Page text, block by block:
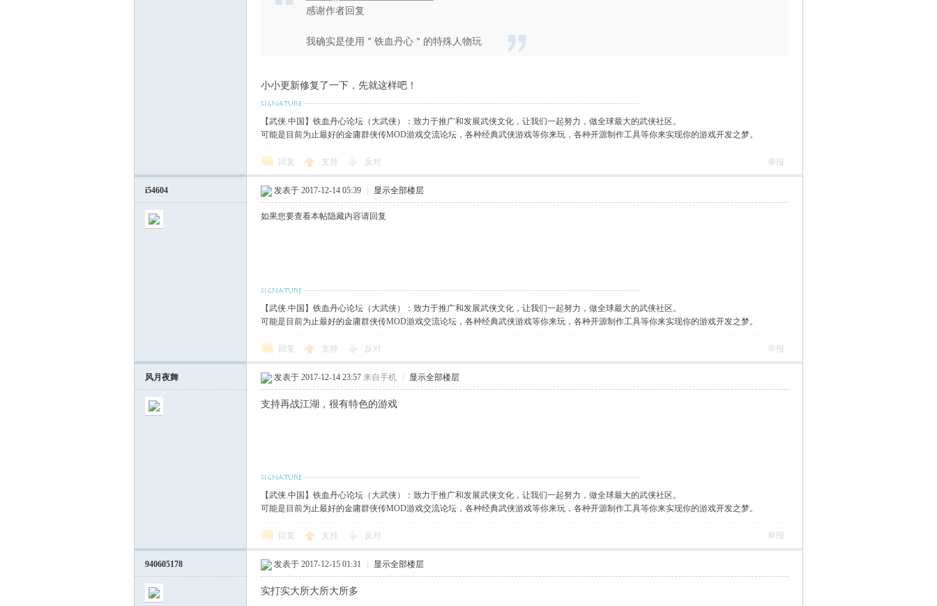
感谢作者回复
我确实是使用＂铁血丹心＂的特殊人物玩
小小更新修复了一下，先就这样吧！
【武侠.中国】铁血丹心论坛（大武侠）：致力于推广和发展武侠文化，让我们一起努力，做全球最大的武侠社区。
可能是目前为止最好的金庸群侠传MOD游戏交流论坛，各种经典武侠游戏等你来玩，各种开源制作工具等你来实现你的游戏开发之梦。
回复 支持 反对 举报
i54604 发表于 2017-12-14 05:39 显示全部楼层
如果您要查看本帖隐藏内容请回复
【武侠.中国】铁血丹心论坛（大武侠）：致力于推广和发展武侠文化，让我们一起努力，做全球最大的武侠社区。
可能是目前为止最好的金庸群侠传MOD游戏交流论坛，各种经典武侠游戏等你来玩，各种开源制作工具等你来实现你的游戏开发之梦。
回复 支持 反对 举报
风月夜舞 发表于 2017-12-14 23:57 来自手机 显示全部楼层
支持再战江湖，很有特色的游戏
【武侠.中国】铁血丹心论坛（大武侠）：致力于推广和发展武侠文化，让我们一起努力，做全球最大的武侠社区。
可能是目前为止最好的金庸群侠传MOD游戏交流论坛，各种经典武侠游戏等你来玩，各种开源制作工具等你来实现你的游戏开发之梦。
回复 支持 反对 举报
940605178 发表于 2017-12-15 01:31 显示全部楼层
实打实大所大所大所多